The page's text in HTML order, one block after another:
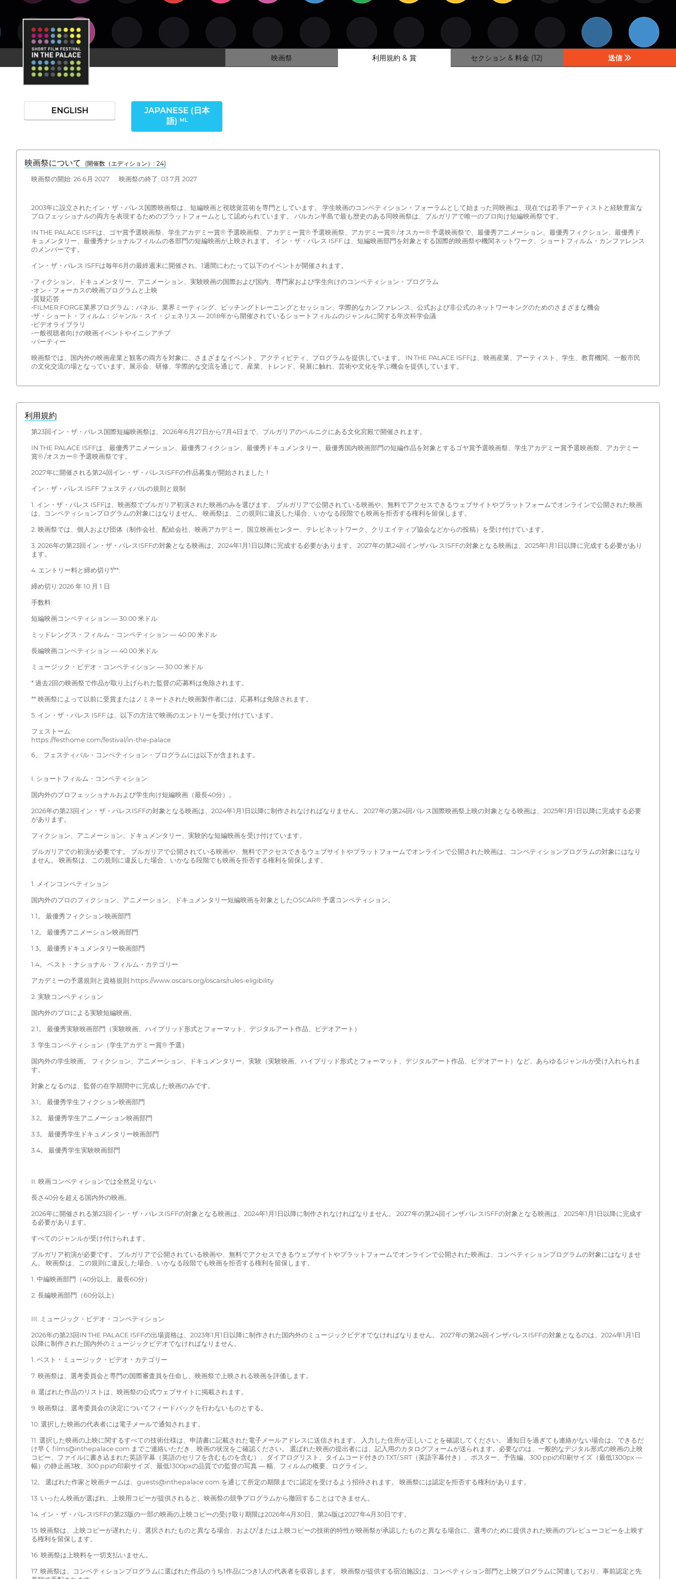
映画祭 利用規約 & 賞 セクション & 料金 (12) 送信
ENGLISH
JAPANESE (日本
語) ML
映画祭について (開催数（エディション）: 24)
映画祭の開始: 26 6月 2027 映画祭の終了: 03 7月 2027
2003年に設立されたイン・ザ・パレス国際映画祭は、短編映画と視聴覚芸術を専門としています。 学生映画のコンペティション・フォーラムとして始まった同映画は、現在では若手アーティストと経験豊富な
プロフェッショナルの両方を表現するためのプラットフォームとして認められています。 バルカン半島で最も歴史のある同映画祭は、ブルガリアで唯一のプロ向け短編映画祭です。
IN THE PALACE ISFFは、ゴヤ賞予選映画祭、学生アカデミー賞® 予選映画祭、アカデミー賞® 予選映画祭、アカデミー賞® /オスカー® 予選映画祭で、最優秀アニメーション、最優秀フィクション、最優秀ド
キュメンタリー、最優秀ナショナルフィルムの各部門の短編映画が上映されます。 イン・ザ・パレス ISFF は、短編映画部門を対象とする国際的映画祭や機関ネットワーク、ショートフィルム・カンファレンス
のメンバーです。
イン・ザ・パレス ISFFは毎年6月の最終週末に開催され、1週間にわたって以下のイベントが開催されます。
•フィクション、ドキュメンタリー、アニメーション、実験映画の国際および国内、専門家および学生向けのコンペティション・プログラム
•オン・フォーカスの映画プログラムと上映
•質疑応答
•FILMER FORGE業界プログラム：パネル、業界ミーティング、ピッチングトレーニングとセッション、学際的なカンファレンス、公式および非公式のネットワーキングのためのさまざまな機会
•ザ・ショート・フィルム：ジャンル・スイ・ジェネリス — 2018年から開催されているショートフィルムのジャンルに関する年次科学会議
•ビデオライブラリ
•一般視聴者向けの映画イベントやイニシアチブ
•パーティー
映画祭では、国内外の映画産業と観客の両方を対象に、さまざまなイベント、アクティビティ、プログラムを提供しています。 IN THE PALACE ISFFは、映画産業、アーティスト、学生、教育機関、一般市民
の文化交流の場となっています。展示会、研修、学際的な交流を通じて、産業、トレンド、発展に触れ、芸術や文化を学ぶ機会を提供しています。
利用規約
第23回イン・ザ・パレス国際短編映画祭は、2026年6月27日から7月4日まで、ブルガリアのペルニクにある文化宮殿で開催されます。
IN THE PALACE ISFFは、最優秀アニメーション、最優秀フィクション、最優秀ドキュメンタリー、最優秀国内映画部門の短編作品を対象とするゴヤ賞予選映画祭、学生アカデミー賞予選映画祭、アカデミー
賞® /オスカー® 予選映画祭です。
2027年に開催される第24回イン・ザ・パレスISFFの作品募集が開始されました！
イン・ザ・パレス ISFF フェスティバルの規則と規制
1. イン・ザ・パレス ISFFは、映画祭でブルガリア初演された映画のみを選びます。 ブルガリアで公開されている映画や、無料でアクセスできるウェブサイトやプラットフォームでオンラインで公開された映画
は、コンペティションプログラムの対象にはなりません。 映画祭は、この規則に違反した場合、いかなる段階でも映画を拒否する権利を留保します。
2. 映画祭では、個人および団体（制作会社、配給会社、映画アカデミー、国立映画センター、テレビネットワーク、クリエイティブ協会などからの投稿）を受け付けています。
3. 2026年の第23回イン・ザ・パレスISFFの対象となる映画は、2024年1月1日以降に完成する必要があります。 2027年の第24回インザパレスISFFの対象となる映画は、2025年1月1日以降に完成する必要があり
ます。
4. エントリー料と締め切り*/**:
締め切り:2026 年 10 月 1 日
手数料:
短編映画コンペティション — 30.00 米ドル
ミッドレングス・フィルム・コンペティション — 40.00 米ドル
長編映画コンペティション — 40.00 米ドル
ミュージック・ビデオ・コンペティション — 30.00 米ドル
* 過去2回の映画祭で作品が取り上げられた監督の応募料は免除されます。
** 映画祭によって以前に受賞またはノミネートされた映画製作者には、応募料は免除されます。
5. イン・ザ・パレス ISFF は、以下の方法で映画のエントリーを受け付けています。
フェストーム:
https://festhome.com/festival/in-the-palace
6。 フェスティバル・コンペティション・プログラムには以下が含まれます。
I. ショートフィルム・コンペティション
国内外のプロフェッショナルおよび学生向け短編映画（最長40分）。
2026年の第23回イン・ザ・パレスISFFの対象となる映画は、2024年1月1日以降に制作されなければなりません。 2027年の第24回パレス国際映画祭上映の対象となる映画は、2025年1月1日以降に完成する必要
があります。
フィクション、アニメーション、ドキュメンタリー、実験的な短編映画を受け付けています。
ブルガリアでの初演が必要です。 ブルガリアで公開されている映画や、無料でアクセスできるウェブサイトやプラットフォームでオンラインで公開された映画は、コンペティションプログラムの対象にはなり
ません。 映画祭は、この規則に違反した場合、いかなる段階でも映画を拒否する権利を留保します。
1. メインコンペティション
国内外のプロのフィクション、アニメーション、ドキュメンタリー短編映画を対象としたOSCAR® 予選コンペティション。
1.1。 最優秀フィクション映画部門
1.2。 最優秀アニメーション映画部門
1.3。 最優秀ドキュメンタリー映画部門
1.4。 ベスト・ナショナル・フィルム・カテゴリー
アカデミーの予選規則と資格規則:https://www.oscars.org/oscars/rules-eligibility
2. 実験コンペティション
国内外のプロによる実験短編映画。
2.1。 最優秀実験映画部門（実験映画、ハイブリッド形式とフォーマット、デジタルアート作品、ビデオアート）
3. 学生コンペティション（学生アカデミー賞® 予選）
国内外の学生映画。 フィクション、アニメーション、ドキュメンタリー、実験（実験映画、ハイブリッド形式とフォーマット、デジタルアート作品、ビデオアート）など、あらゆるジャンルが受け入れられま
す。
対象となるのは、監督の在学期間中に完成した映画のみです。
3.1。 最優秀学生フィクション映画部門
3.2。 最優秀学生アニメーション映画部門
3.3。 最優秀学生ドキュメンタリー映画部門
3.4。 最優秀学生実験映画部門
II. 映画コンペティションでは全然足りない
長さ40分を超える国内外の映画。
2026年に開催される第23回イン・ザ・パレスISFFの対象となる映画は、2024年1月1日以降に制作されなければなりません。 2027年の第24回インザパレスISFFの対象となる映画は、2025年1月1日以降に完成す
る必要があります。
すべてのジャンルが受け付けられます。
ブルガリア初演が必要です。 ブルガリアで公開されている映画や、無料でアクセスできるウェブサイトやプラットフォームでオンラインで公開された映画は、コンペティションプログラムの対象にはなりませ
ん。 映画祭は、この規則に違反した場合、いかなる段階でも映画を拒否する権利を留保します。
1. 中編映画部門（40分以上、最長60分）
2. 長編映画部門（60分以上）
III. ミュージック・ビデオ・コンペティション
2026年の第23回IN THE PALACE ISFFの出場資格は、2023年1月1日以降に制作された国内外のミュージックビデオでなければなりません。 2027年の第24回インザパレスISFFの対象となるのは、2024年1月1日
以降に制作された国内外のミュージックビデオでなければなりません。
1. ベスト・ミュージック・ビデオ・カテゴリー
7. 映画祭は、選考委員会と専門の国際審査員を任命し、映画祭で上映される映画を評価します。
8. 選ばれた作品のリストは、映画祭の公式ウェブサイトに掲載されます。
9. 映画祭は、選考委員会の決定についてフィードバックを行わないものとする。
10. 選択した映画の代表者には電子メールで通知されます。
11. 選択した映画の上映に関するすべての技術仕様は、申請書に記載された電子メールアドレスに送信されます。 入力した住所が正しいことを確認してください。 通知日を過ぎても連絡がない場合は、できるだ
け早く films@inthepalace.com までご連絡いただき、映画の状況をご確認ください。 選ばれた映画の提出者には、記入用のカタログフォームが送られます。必要なのは、一般的なデジタル形式の映画の上映
コピー、ファイルに書き込まれた英語字幕（英語のセリフを含むものを含む）、ダイアログリスト、タイムコード付きの.TXT/.SRT（英語字幕付き）、ポスター、予告編、300 ppiの印刷サイズ（最低1300px —
幅）の静止画3枚、300 ppiの印刷サイズ、最低1300pxの品質での監督の写真 — 幅、フィルムの概要、ログライン。
12。 選ばれた作家と映画チームは、guests@inthepalace.com を通じて所定の期限までに認定を受けるよう招待されます。 映画祭には認定を拒否する権利があります。
13. いったん映画が選ばれ、上映用コピーが提供されると、映画祭の競争プログラムから撤回することはできません。
14. イン・ザ・パレスISFFの第23版の一部の映画の上映コピーの受け取り期限は2026年4月30日、第24版は2027年4月30日です。
15. 映画祭は、上映コピーが遅れたり、選択されたものと異なる場合、および/または上映コピーの技術的特性が映画祭が承認したものと異なる場合に、選考のために提供された映画のプレビューコピーを上映す
る権利を留保します。
16. 映画祭は上映料を一切支払いません。
17. 映画祭は、コンペティションプログラムに選ばれた作品のうち1作品につき1人の代表者を収容します。 映画祭が提供する宿泊施設は、コンペティション部門と上映プログラムに関連しており、事前認定と先